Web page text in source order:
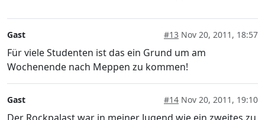
Gast #13 Nov 20, 2011, 18:57
Für viele Studenten ist das ein Grund um am
Wochenende nach Meppen zu kommen!
Gast #14 Nov 20, 2011, 19:10